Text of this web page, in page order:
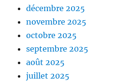
décembre 2025
novembre 2025
octobre 2025
septembre 2025
août 2025
juillet 2025